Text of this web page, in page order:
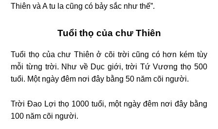
Thiên và A tu la cũng có bảy sắc như thế”.
Tuổi thọ của chư Thiên
Tuổi thọ của chư Thiên ở cõi trời cũng có hơn kém tùy
mỗi từng trời. Như về Dục giới, trời Tứ Vương thọ 500
tuổi. Một ngày đêm nơi đây bằng 50 năm cõi người.
Trời Đao Lợi thọ 1000 tuổi, một ngày đêm nơi đây bằng
100 năm cõi người.